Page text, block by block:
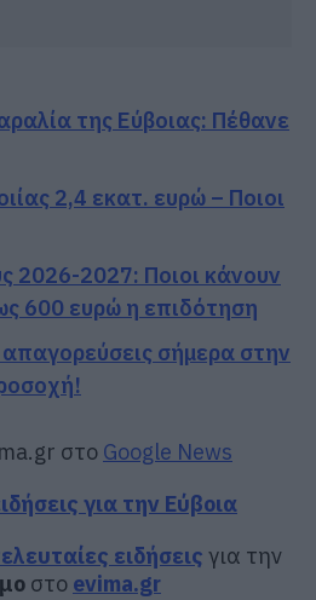
της Εύβοιας: Πέθανε
2,4 εκατ. ευρώ – Ποιοι
2026-2027: Ποιοι κάνουν
600 ευρώ η επιδότηση
σήμερα στην
στο Google News
για την Εύβοια
ειδήσεις για την
στο evima.gr